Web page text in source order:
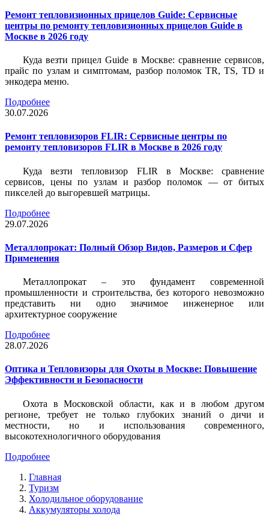
Ремонт тепловизионных прицелов Guide: Сервисные
центры по ремонту тепловизионных прицелов Guide в
Москве в 2026 году
Куда везти прицел Guide в Москве: сравнение сервисов,
прайс по узлам и симптомам, разбор поломок TR, TS, TD и
энкодера меню.
Подробнее
30.07.2026
Ремонт тепловизоров FLIR: Сервисные центры по
ремонту тепловизоров FLIR в Москве в 2026 году
Куда везти тепловизор FLIR в Москве: сравнение
сервисов, цены по узлам и разбор поломок — от битых
пикселей до выгоревшей матрицы.
Подробнее
29.07.2026
Металлопрокат: Полный Обзор Видов, Размеров и Сфер
Применения
Металлопрокат – это фундамент современной
промышленности и строительства, без которого невозможно
представить ни одно значимое инженерное или
архитектурное сооружение
Подробнее
28.07.2026
Оптика и Тепловизоры для Охоты в Москве: Повышение
Эффективности и Безопасности
Охота в Московской области, как и в любом другом
регионе, требует не только глубоких знаний о дичи и
местности, но и использования современного,
высокотехнологичного оборудования
Подробнее
Главная
Туризм
Холодильное оборудование
Аккумуляторы холода